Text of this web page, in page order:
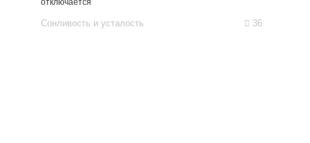
отключается
Сонливость и усталость 36